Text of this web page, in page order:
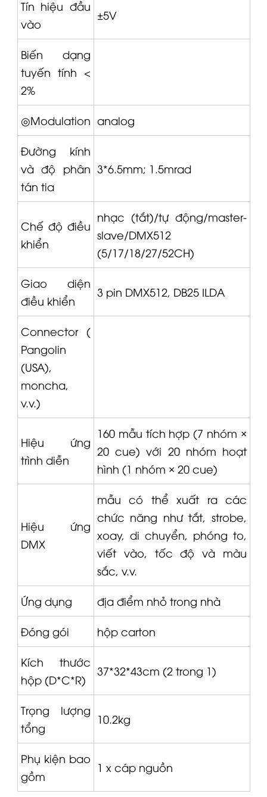
Tín hiệu đầu
vào
±5V
Biến dạng
tuyến tính <
2%
◎Modulation analog
Đường kính
và độ phân
tán tia
3*6.5mm; 1.5mrad
Chế độ điều
khiển
nhạc (tắt)/tự động/master-
slave/DMX512
(5/17/18/27/52CH)
Giao diện
điều khiển
3 pin DMX512, DB25 ILDA
Connector (
Pangolin
(USA),
moncha,
v.v.)
Hiệu ứng
trình diễn
160 mẫu tích hợp (7 nhóm ×
20 cue) với 20 nhóm hoạt
hình (1 nhóm × 20 cue)
Hiệu ứng
DMX
mẫu có thể xuất ra các
chức năng như tắt, strobe,
xoay, di chuyển, phóng to,
viết vào, tốc độ và màu
sắc, v.v.
Ứng dụng địa điểm nhỏ trong nhà
Đóng gói hộp carton
Kích thước
hộp (D*C*R)
37*32*43cm (2 trong 1)
Trọng lượng
tổng
10.2kg
Phụ kiện bao
gồm
1 x cáp nguồn